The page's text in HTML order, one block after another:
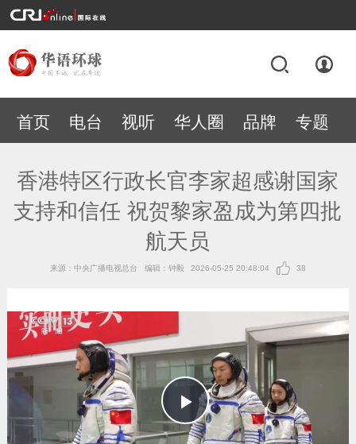
首页 电台 视听 华人圈 品牌 专题
香港特区行政长官李家超感谢国家
支持和信任 祝贺黎家盈成为第四批
航天员
来源：中央广播电视总台 编辑：钟毅 2026-05-25 20:48:04 38
播